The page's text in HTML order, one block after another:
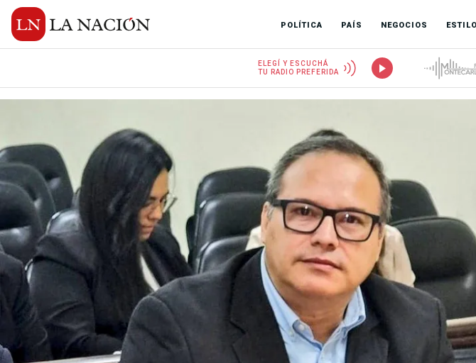
POLÍTICA PAÍS NEGOCIOS
ELEGÍ Y ESCUCHÁ
TU RADIO PREFERIDA